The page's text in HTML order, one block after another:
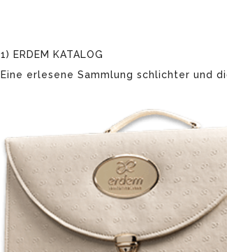
1) ERDEM KATALOG
Eine erlesene Sammlung schlichter und